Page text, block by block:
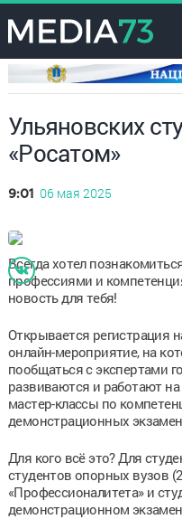
Ульяновских
«Росатом»
9:01 06 мая 2025
Всегда хотел
профессиями и
новость для тебя!
Открывается регистрация
онлайн-мероприятие, на
пообщаться с экспертами
развиваются и работают
мастер-классы по
демонстрационных
Для кого всё это? Для
студентов опорных вузов
«Профессионалитета» и
демонстрационном